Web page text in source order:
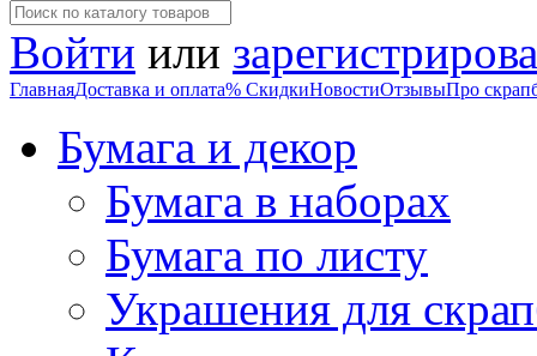
Войти или
ГлавнаяДоставка и оплата% СкидкиНовостиОтзывыПро
Бумага и декор
Бумага в наборах
Бумага по листу
Украшения для